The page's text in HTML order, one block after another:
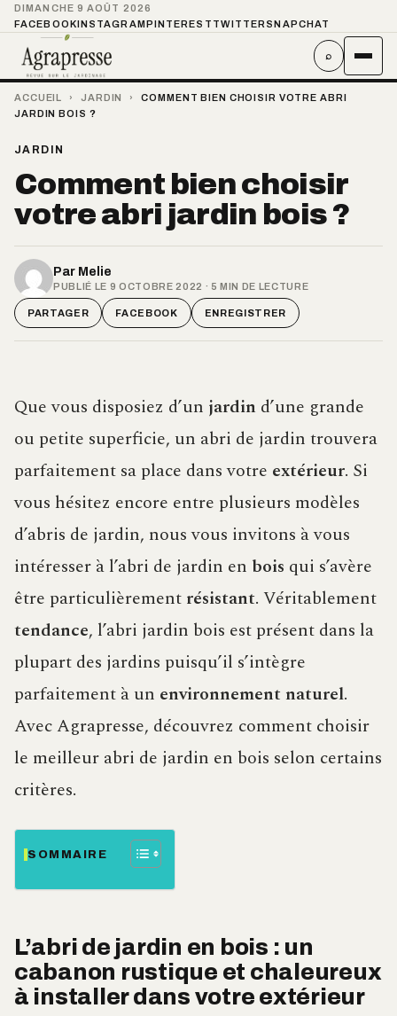
DIMANCHE 9 AOÛT 2026
FACEBOOKINSTAGRAMPINTEREST TWITTER SNAPCHAT
⌕
ACCUEIL › JARDIN ›
COMMENT BIEN CHOISIR VOTRE ABRI
JARDIN BOIS ?
JARDIN
Comment bien choisir
votre abri jardin bois ?
Par Melie
PUBLIÉ LE 9 OCTOBRE 2022 · 5 MIN DE LECTURE
PARTAGER FACEBOOK ENREGISTRER
Que vous disposiez d’un jardin d’une grande
ou petite superficie, un abri de jardin trouvera
parfaitement sa place dans votre extérieur. Si
vous hésitez encore entre plusieurs modèles
d’abris de jardin, nous vous invitons à vous
intéresser à l’abri de jardin en bois qui s’avère
être particulièrement résistant. Véritablement
tendance, l’abri jardin bois est présent dans la
plupart des jardins puisqu’il s’intègre
parfaitement à un environnement naturel.
Avec Agrapresse, découvrez comment choisir
le meilleur abri de jardin en bois selon certains
critères.
SOMMAIRE
L’abri de jardin en bois : un
cabanon rustique et chaleureux
à installer dans votre extérieur